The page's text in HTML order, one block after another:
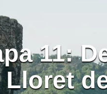
11:
Lloret